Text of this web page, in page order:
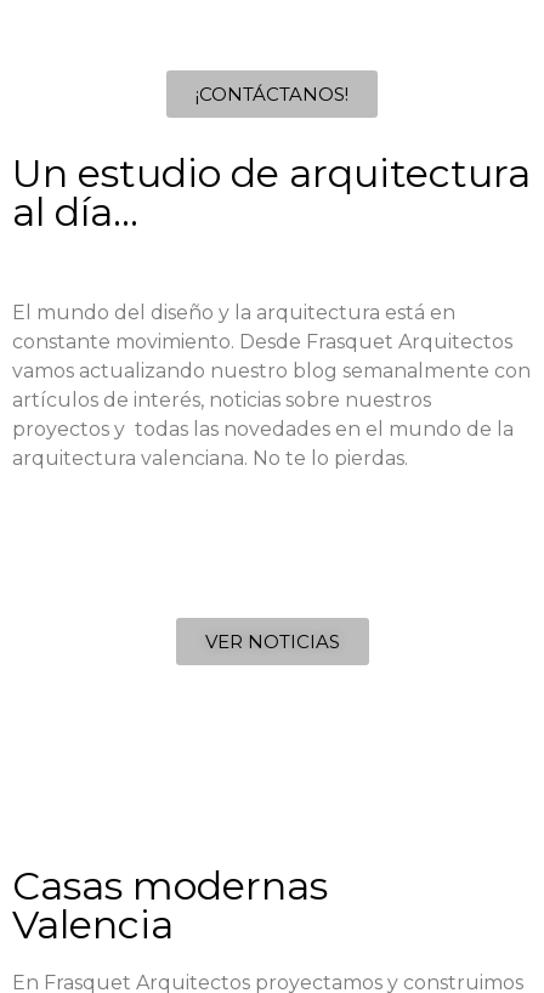
¡CONTÁCTANOS!
Un estudio de arquitectura
al día...
El mundo del diseño y la arquitectura está en
constante movimiento. Desde Frasquet Arquitectos
vamos actualizando nuestro blog semanalmente con
artículos de interés, noticias sobre nuestros
proyectos y todas las novedades en el mundo de la
arquitectura valenciana. No te lo pierdas.
VER NOTICIAS
Casas modernas
Valencia
En Frasquet Arquitectos proyectamos y construimos